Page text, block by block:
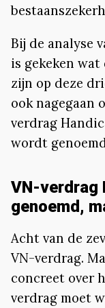
Bij de analyse
is gekeken
zijn op deze
ook nagegaan
verdrag
wordt
VN-verdrag
genoemd,
Acht van de
VN-verdrag.
concreet over
verdrag moet